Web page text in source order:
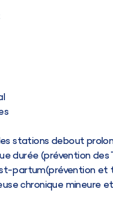
stations debout
durée (prévention des
partum(prévention
chronique mineure